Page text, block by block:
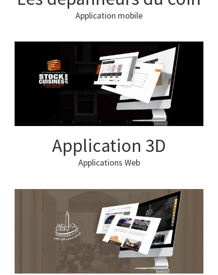
Application mobile
Application 3D
Applications Web